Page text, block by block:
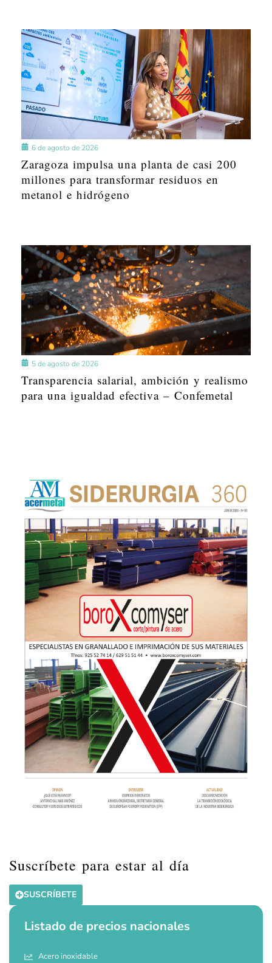
6 de agosto de 2026
Zaragoza impulsa una planta de casi 200
millones para transformar residuos en
metanol e hidrógeno
5 de agosto de 2026
Transparencia salarial, ambición y realismo
para una igualdad efectiva – Confemetal
Suscríbete para estar al día
SUSCRÍBETE
Listado de precios nacionales
Acero inoxidable